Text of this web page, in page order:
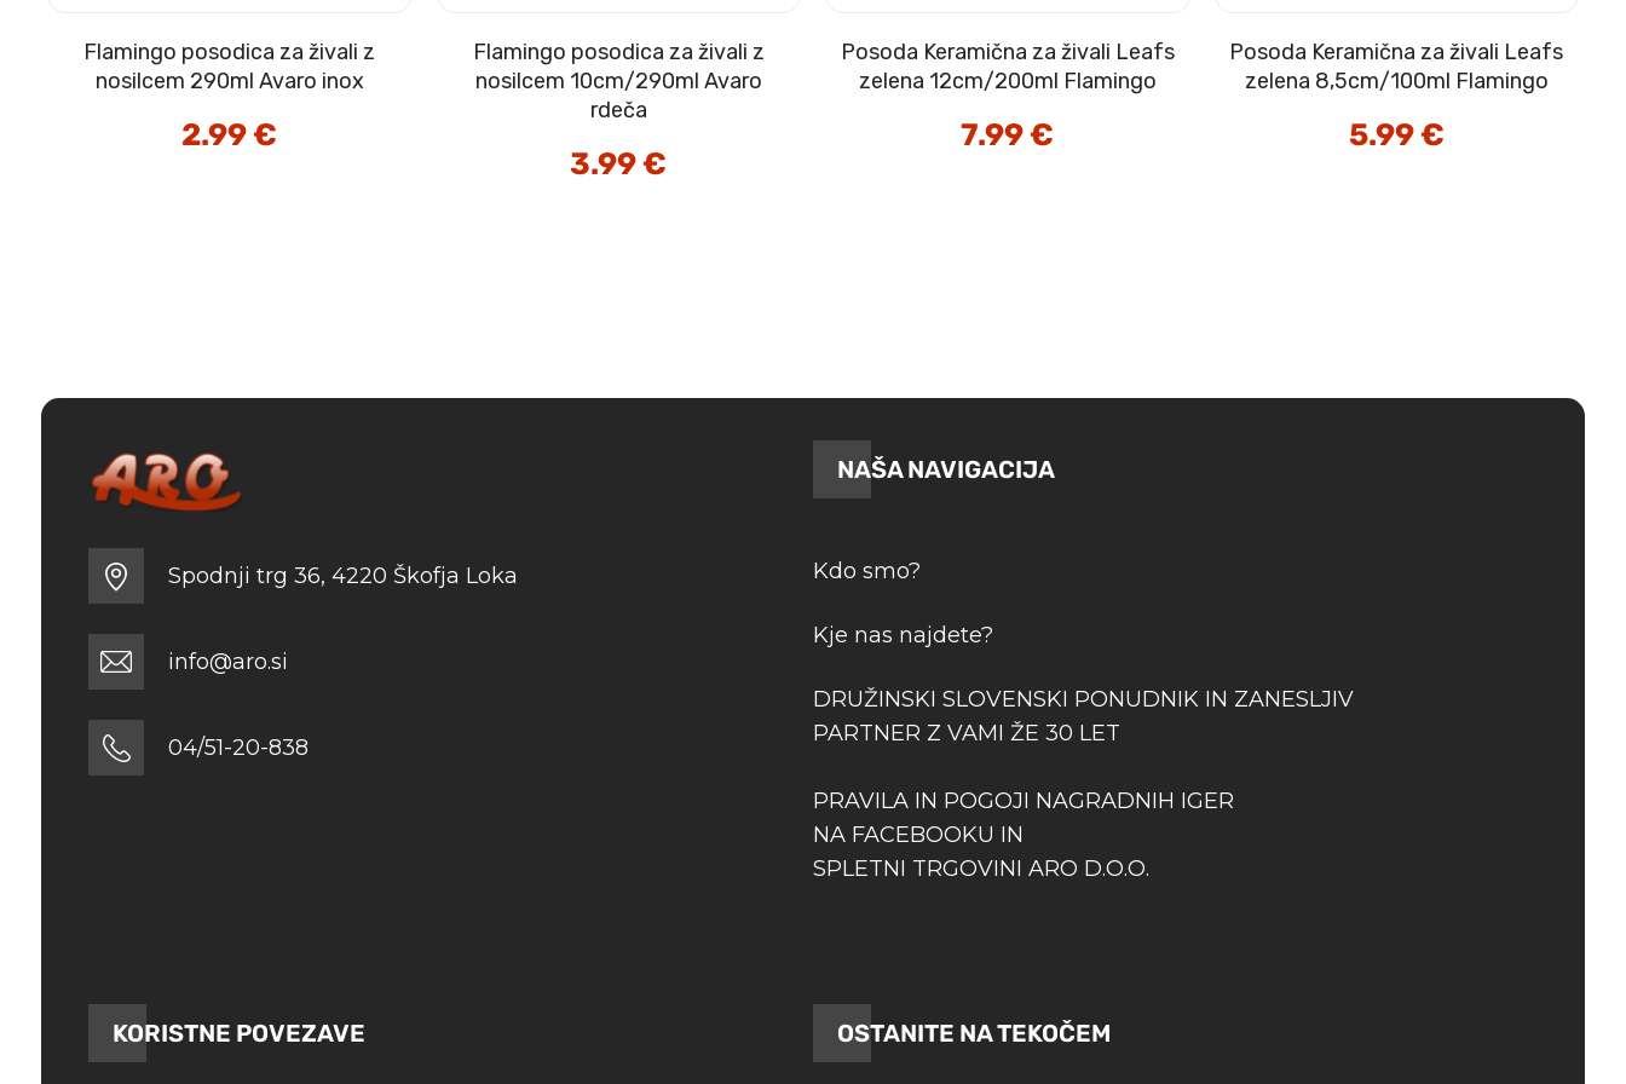
Flamingo posodica za živali z
nosilcem 290ml Avaro inox
2.99€
Flamingo posodica za živali z
nosilcem 10cm/290ml Avaro
rdeča
3.99€
Posoda Keramična za živali Leafs
zelena 12cm/200ml Flamingo
7.99€
Posoda Keramična za živali Leafs
zelena 8,5cm/100ml Flamingo
5.99€
Spodnji trg 36, 4220 Škofja Loka
info@aro.si
04/51-20-838
NAŠA NAVIGACIJA
Kdo smo?
Kje nas najdete?
DRUŽINSKI SLOVENSKI PONUDNIK IN ZANESLJIV
PARTNER Z VAMI ŽE 30 LET
PRAVILA IN POGOJI NAGRADNIH IGER
NA FACEBOOKU IN
SPLETNI TRGOVINI ARO D.O.O.
KORISTNE POVEZAVE OSTANITE NA TEKOČEM